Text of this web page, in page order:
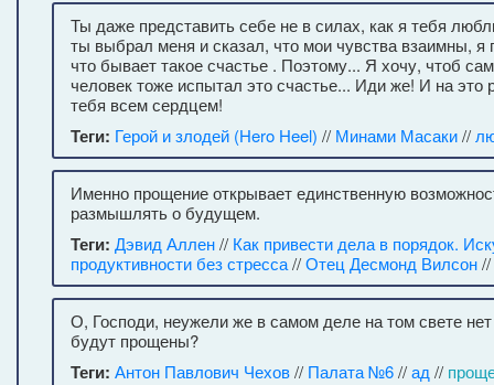
Ты даже представить себе не в силах, как я тебя
ты выбрал меня и сказал, что мои чувства взаимны, я
что бывает такое счастье . Поэтому... Я хочу, чтоб
человек тоже испытал это счастье... Иди же! И на это
тебя всем сердцем!
Теги: Герой и злодей (Hero Heel) // Минами Масаки//
Именно прощение открывает единственную
размышлять о будущем.
Теги: Дэвид Аллен// Как привести дела в порядок.
продуктивности без стресса//Отец Десмонд Вилсон//
О, Господи, неужели же в самом деле на том свете нет
будут прощены?
Теги: Антон Павлович Чехов// Палата №6//ад //